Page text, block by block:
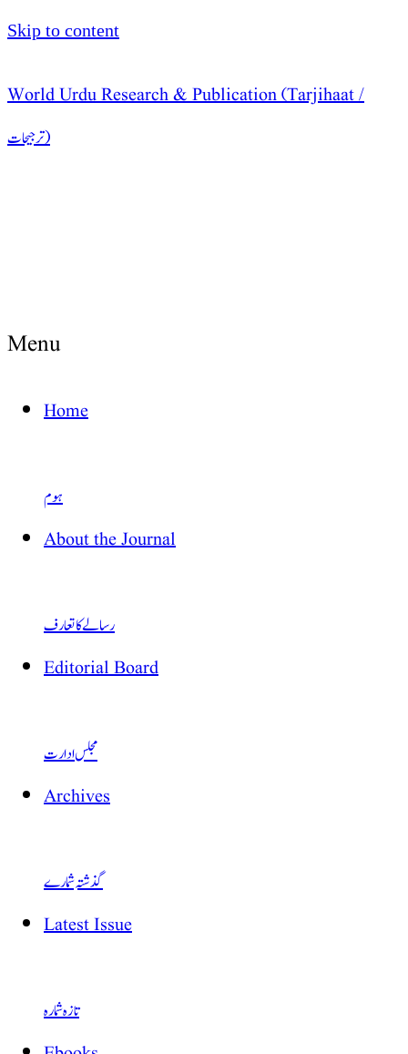
Skip to content
World Urdu Research & Publication (Tarjihaat /
ترجیحات )
Menu
Home
ہوم
About the Journal
رسالے کا تعارف
Editorial Board
مجلس ادارت
Archives
گذشتہ شمارے
Latest Issue
تازہ شمارہ